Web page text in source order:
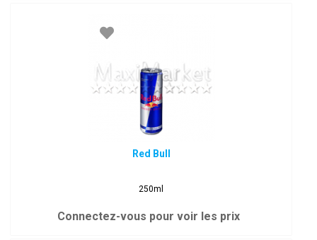
Red Bull
250ml
Connectez-vous pour voir les prix